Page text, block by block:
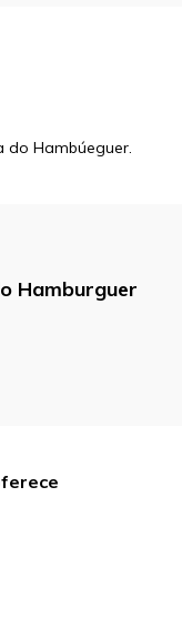
do Hambúeguer.
Hamburguer